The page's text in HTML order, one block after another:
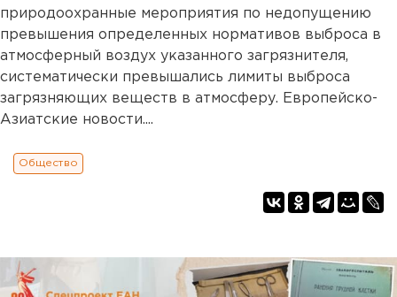
природоохранные мероприятия по недопущению
превышения определенных нормативов выброса в
атмосферный воздух указанного загрязнителя,
систематически превышались лимиты выброса
загрязняющих веществ в атмосферу. Европейско-
Азиатские новости....
Общество